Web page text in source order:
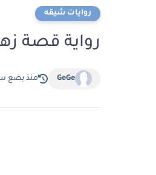
روايات شيقه
رواية قصة زهراء
GeGe منذ بضع